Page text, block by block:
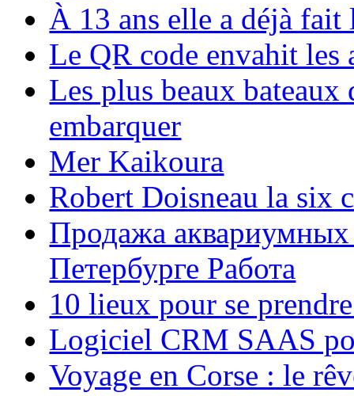
À 13 ans elle a déjà
Le QR code envahit les
Les plus beaux bateaux
embarquer
Mer Kaikoura
Robert Doisneau la six
Продажа аквариумных
Петербурге Работа
10 lieux pour se
Logiciel CRM SAAS
Voyage en Corse : le